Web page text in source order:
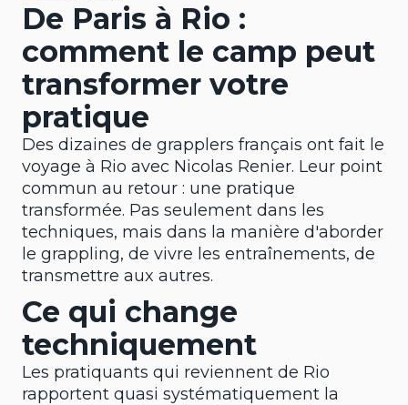
De Paris à Rio :
comment le camp peut
transformer votre
pratique
Des dizaines de grapplers français ont fait le
voyage à Rio avec Nicolas Renier. Leur point
commun au retour : une pratique
transformée. Pas seulement dans les
techniques, mais dans la manière d'aborder
le grappling, de vivre les entraînements, de
transmettre aux autres.
Ce qui change
techniquement
Les pratiquants qui reviennent de Rio
rapportent quasi systématiquement la